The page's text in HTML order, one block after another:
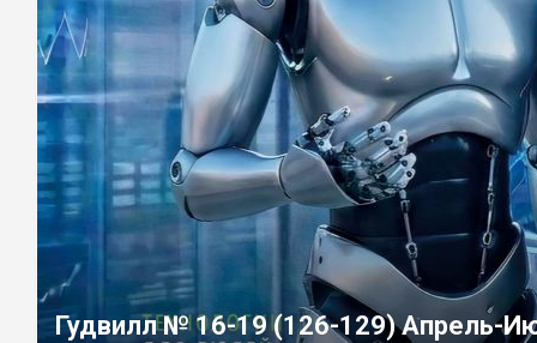
Гудвилл № 16-19 (126-129) Апрель-